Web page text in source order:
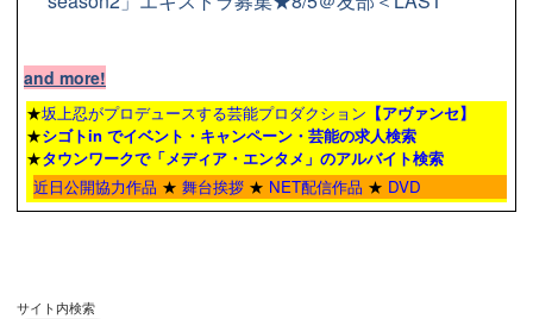
and more!
★坂上忍がプロデュースする芸能プロダクション 【アヴァンセ】
★シゴトin でイベント・キャンペーン・芸能の求人検索
★タウンワークで「メディア・エンタメ」のアルバイト検索
近日公開協力作品 ★ 舞台挨拶 ★ NET配信作品 ★ DVD
サイト内検索